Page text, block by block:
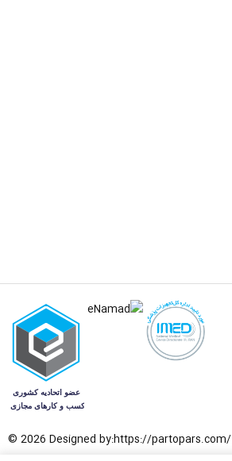
© 2026 Designed by:https://partopars.com/